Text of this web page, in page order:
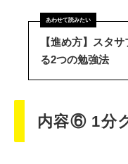
【進め方】スタ
る2つの勉強法
内容⑥ 1分